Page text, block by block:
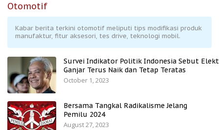
Otomotif
Kabar berita terkini otomotif meliputi tips modifikasi produk
manufaktur, fitur aksesori, tes drive, teknologi mobil.
Survei Indikator Politik Indonesia Sebut
Ganjar Terus Naik dan Tetap Teratas
October 1, 2023
Bersama Tangkal Radikalisme Jelang
Pemilu 2024
August 27, 2023